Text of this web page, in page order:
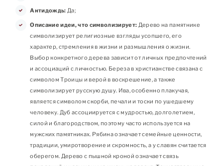
Антидождь: Да;
Описание идеи, что символизирует: Дерево на памятнике
символизирует религиозные взгляды усопшего, его
характер, стремления в жизни и размышления о жизни.
Выбор конкретного дерева зависит от личных предпочтений
и ассоциаций с личностью. Береза в христианстве связана с
символом Троицы и верой в воскрешение, а также
символизирует русскую душу. Ива, особенно плакучая,
является символом скорби, печали и тоски по ушедшему
человеку. Дуб ассоциируется с мудростью, долголетием,
силой и благородством, поэтому часто используется на
мужских памятниках. Рябина означает семейные ценности,
традиции, умиротворение и скромность, а у славян считается
оберегом. Дерево с пышной кроной означает связь